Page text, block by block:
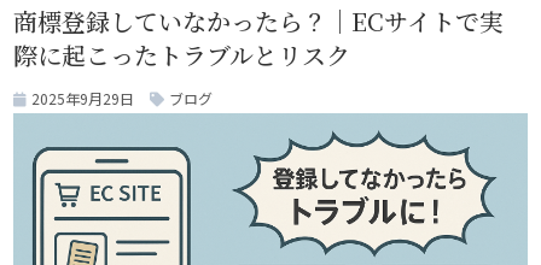
商標登録していなかったら？｜ECサイトで実
際に起こったトラブルとリスク
2025年9月29日 ブログ